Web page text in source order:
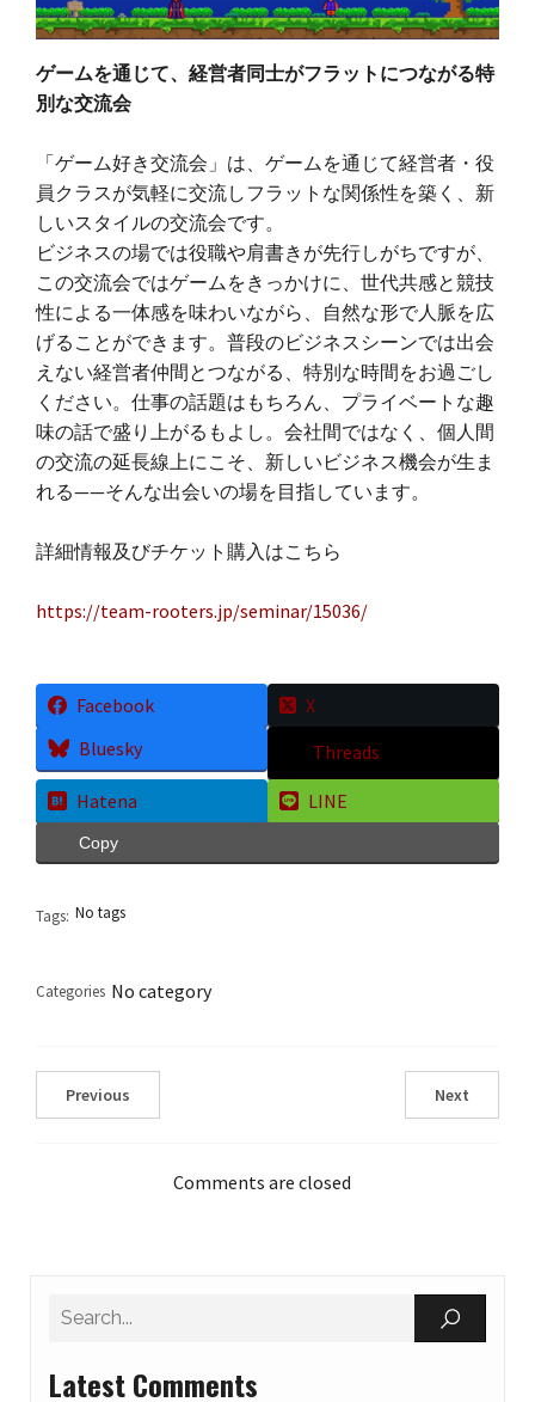
ゲームを通じて、経営者同士がフラットにつながる特
別な交流会
「ゲーム好き交流会」は、ゲームを通じて経営者・役
員クラスが気軽に交流しフラットな関係性を築く、新
しいスタイルの交流会です。
ビジネスの場では役職や肩書きが先行しがちですが、
この交流会ではゲームをきっかけに、世代共感と競技
性による一体感を味わいながら、自然な形で人脈を広
げることができます。普段のビジネスシーンでは出会
えない経営者仲間とつながる、特別な時間をお過ごし
ください。仕事の話題はもちろん、プライベートな趣
味の話で盛り上がるもよし。会社間ではなく、個人間
の交流の延長線上にこそ、新しいビジネス機会が生ま
れる——そんな出会いの場を目指しています。
詳細情報及びチケット購入はこちら
https://team-rooters.jp/seminar/15036/
Facebook
X
Bluesky
Threads
Hatena LINE
Copy
Tags: No tags
Categories No category
Previous Next
Comments are closed
Latest Comments